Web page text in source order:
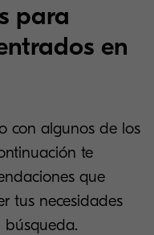
para
en
con algunos de los
te
que
tus necesidades
búsqueda.